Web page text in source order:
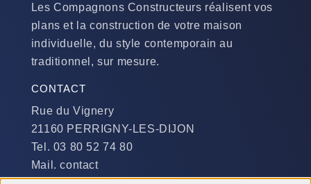
Les Compagnons Constructeurs réalisent vos
plans et la construction de votre maison
individuelle, du style contemporain au
traditionnel, sur mesure.
CONTACT
Rue du Vignery
21160 PERRIGNY-LES-DIJON
Tel. 03 80 52 74 80
Mail. contact